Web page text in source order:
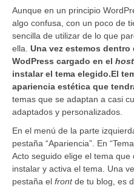
Aunque en un principio
algo confusa, con un poco de
sencilla de utilizar de lo que
ella. Una vez estemos
WodPress cargado en el
instalar el tema elegido.El
apariencia estética que
temas que se adaptan a casi
adaptados y personalizados.
En el menú de la parte
pestaña “Apariencia”. En
Acto seguido elige el tema
instalar y activa el tema. Una
pestaña el frontde tu blog, es